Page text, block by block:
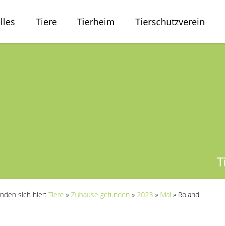
Tiere Tierheim Tierschutzverein
sich hier: Tiere » Zuhause gefunden » 2023 » Mai » Roland